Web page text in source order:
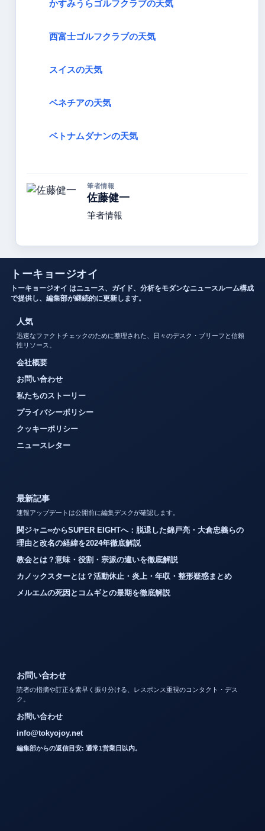
かすみうらゴルフクラブの天気
西富士ゴルフクラブの天気
スイスの天気
ベネチアの天気
ベトナムダナンの天気
筆者情報
佐藤健一
筆者情報
トーキョージオイ
トーキョージオイ はニュース、ガイド、分析をモダンなニュースルーム構成
で提供し、編集部が継続的に更新します。
人気
迅速なファクトチェックのために整理された、日々のデスク・ブリーフと信頼
性リソース。
会社概要
お問い合わせ
私たちのストーリー
プライバシーポリシー
クッキーポリシー
ニュースレター
最新記事
速報アップデートは公開前に編集デスクが確認します。
関ジャニ∞からSUPER EIGHTへ：脱退した錦戸亮・大倉忠義らの
理由と改名の経緯を2024年徹底解説
教会とは？意味・役割・宗派の違いを徹底解説
カノックスターとは？活動休止・炎上・年収・整形疑惑まとめ
メルエムの死因とコムギとの最期を徹底解説
お問い合わせ
読者の指摘や訂正を素早く振り分ける、レスポンス重視のコンタクト・デス
ク。
お問い合わせ
info@tokyojoy.net
編集部からの返信目安: 通常1営業日以内。